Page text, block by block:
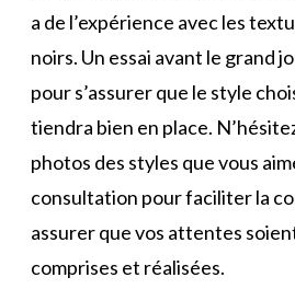
a de l’expérience avec les
noirs. Un essai avant le grand
pour s’assurer que le style
tiendra bien en place.
photos des styles que vous
consultation pour faciliter la
assurer que vos attentes
comprises et réalisées.